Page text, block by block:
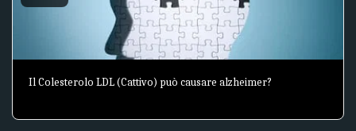
Il Colesterolo LDL (Cattivo) può causare alzheimer?